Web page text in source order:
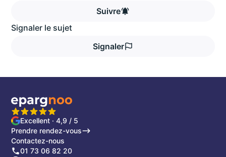
Suivre
Signaler le sujet
Signaler
Excellent · 4,9 / 5
Prendre rendez-vous
Contactez-nous
01 73 06 82 20